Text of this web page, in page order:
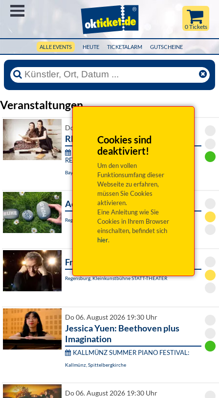
ALLE EVENTS HEUTE TICKETALARM GUTSCHEINE
0 Tickets
Cookies sind
deaktiviert!
Um den vollen
Funktionsumfang dieser
Webseite zu erfahren,
müssen Sie Cookies
aktivieren.
Eine Anleitung wie Sie
Cookies in Ihrem Browser
einschalten, befindet sich
hier.
Veranstaltungen
Do 06. August 2026 19:00 Uhr
RE:SONANZ des Herzens
76. Festival junger Künstler Bayreuth -
RE:SONANZ:
Bayreuth, Das Zentrum
Achtsam Morden
Regensburg, Turmtheater
Frank Lüdecke: Träumt weiter!
Regensburg, Kleinkunstbühne STATT-THEATER
Do 06. August 2026 19:30 Uhr
Jessica Yuen: Beethoven plus
Imagination
KALLMÜNZ SUMMER PIANO FESTIVAL:
Kallmünz, Spittelbergkirche
Do 06. August 2026 19:30 Uhr